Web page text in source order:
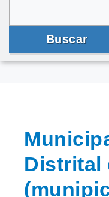
Buscar
Distrital